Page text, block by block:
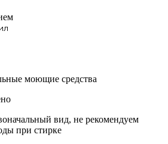
моющие средства
вид, не рекомендуем
при стирке